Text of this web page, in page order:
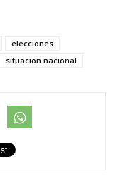
elecciones
situacion nacional